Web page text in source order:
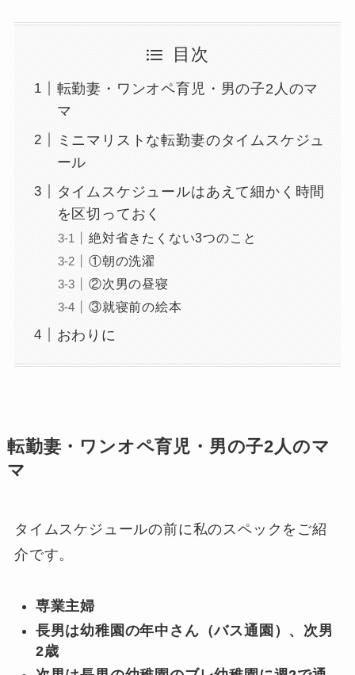
目次
転勤妻・ワンオペ育児・男の子2人のマ
マ
ミニマリストな転勤妻のタイムスケジュ
ール
タイムスケジュールはあえて細かく時間
を区切っておく
絶対省きたくない3つのこと
①朝の洗濯
②次男の昼寝
③就寝前の絵本
おわりに
転勤妻・ワンオペ育児・男の子2人のマ
マ
タイムスケジュールの前に私のスペックをご紹
介です。
専業主婦
長男は幼稚園の年中さん（バス通園）、次男
2歳